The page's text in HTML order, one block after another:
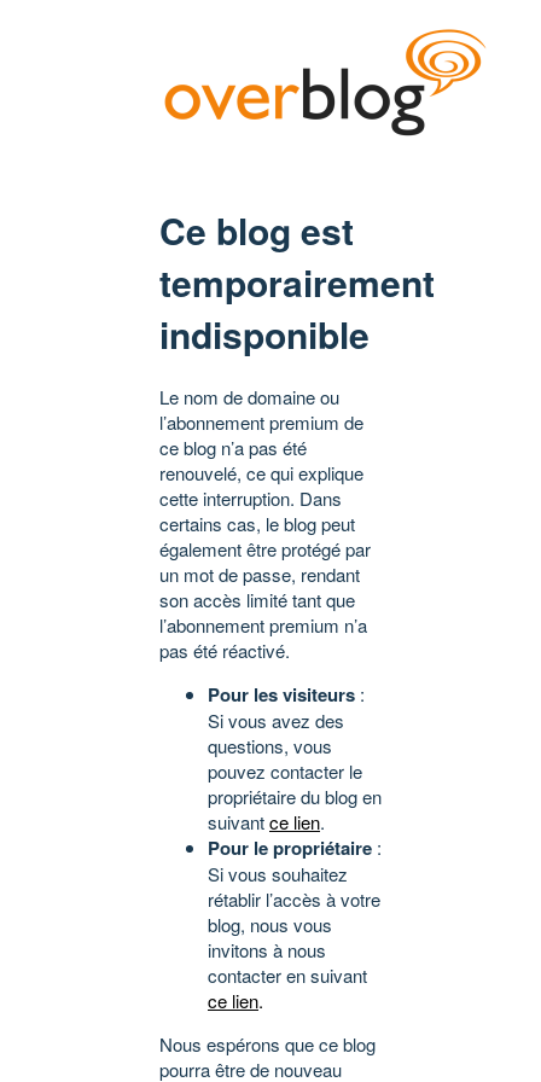
Ce blog est
temporairement
indisponible
Le nom de domaine ou
l’abonnement premium de
ce blog n’a pas été
renouvelé, ce qui explique
cette interruption. Dans
certains cas, le blog peut
également être protégé par
un mot de passe, rendant
son accès limité tant que
l’abonnement premium n’a
pas été réactivé.
Pour les visiteurs :
Si vous avez des
questions, vous
pouvez contacter le
propriétaire du blog en
suivantce lien.
Pour le propriétaire :
Si vous souhaitez
rétablir l’accès à votre
blog, nous vous
invitons à nous
contacter en suivant
ce lien.
Nous espérons que ce blog
pourra être de nouveau